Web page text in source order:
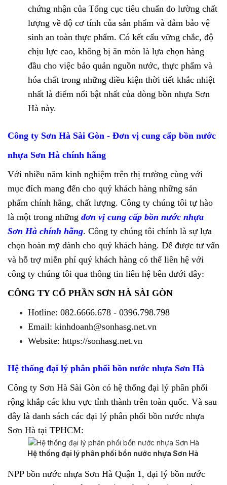
chứng nhận của Tổng cục tiêu chuẩn đo lường chất
lượng về độ cơ tính của sản phẩm và đảm bảo vệ
sinh an toàn thực phẩm. Có kết cấu vững chắc, độ
chịu lực cao, không bị ăn mòn là lựa chọn hàng
đầu cho việc bảo quản nguồn nước, thực phẩm và
hóa chất trong những điều kiện thời tiết khắc nhiệt
nhất là điểm nổi bật nhất của dòng bồn nhựa Sơn
Hà này.
Công ty Sơn Hà Sài Gòn - Đơn vị cung cấp bồn nước
nhựa Sơn Hà chính hãng
Với nhiều năm kinh nghiệm trên thị trường cùng với
mục đích mang đến cho quý khách hàng những sản
phẩm chính hãng, chất lượng. Công ty chúng tôi tự hào
là một trong những đơn vị cung cấp bồn nước nhựa
Sơn Hà chính hãng. Công ty chúng tôi chính là sự lựa
chọn hoàn mỹ dành cho quý khách hàng. Để được tư vấn
và hỗ trợ miễn phí quý khách hàng có thể liên hệ với
công ty chúng tôi qua thông tin liên hệ bên dưới đây:
CÔNG TY CỔ PHẦN SƠN HÀ SÀI GÒN
Hotline: 082.6666.678 - 0396.798.798
Email: kinhdoanh@sonhasg.net.vn
Website: https://sonhasg.net.vn
Hệ thống đại lý phân phối bồn nước nhựa Sơn Hà
Công ty Sơn Hà Sài Gòn có hệ thống đại lý phân phối
rộng khắp các khu vực tỉnh thành trên toàn quốc. Và sau
đây là danh sách các đại lý phân phối bồn nước nhựa
Sơn Hà tại TPHCM:
Hệ thống đại lý phân phối bồn nước nhựa Sơn Hà
NPP bồn nước nhựa Sơn Hà Quận 1, đại lý bồn nước